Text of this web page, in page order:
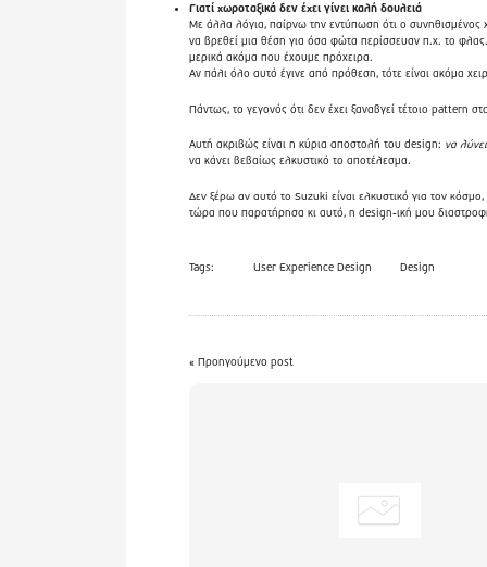
Γιατί χωροταξικά δεν έχει γίνει καλή δουλειά
Με άλλα λόγια, παίρνω την εντύπωση ότι ο
να βρεθεί μια θέση για όσα φώτα περίσσευαν π.χ. το
μερικά ακόμα που έχουμε πρόχειρα.
Αν πάλι όλο αυτό έγινε από πρόθεση, τότε είναι ακόμα
Πάντως, το γεγονός ότι δεν έχει ξαναβγεί τέτοιο pattern
Αυτή ακριβώς είναι η κύρια αποστολή του design: να
να κάνει βεβαίως ελκυστικό το αποτέλεσμα.
Δεν ξέρω αν αυτό το Suzuki είναι ελκυστικό για τον
τώρα που παρατήρησα κι αυτό, η design-ική μου
Tags: User Experience Design Design
« Προηγούμενο post